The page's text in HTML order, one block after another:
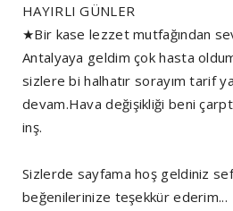
HAYIRLI GÜNLER
★Bir kase lezzet mutfağından
Antalyaya geldim çok hasta
sizlere bi halhatır sorayım tarif
devam.Hava değişikliği beni
inş.
Sizlerde sayfama hoş geldiniz
beğenilerinize teşekkür ederim...